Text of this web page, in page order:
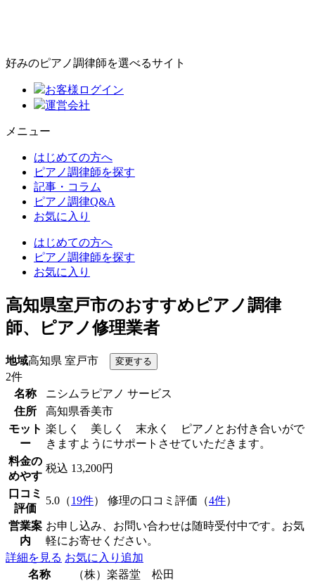
好みのピアノ調律師を選べるサイト
お客様ログイン
運営会社
メニュー
はじめての方へ
ピアノ調律師を探す
記事・コラム
ピアノ調律Q&A
お気に入り
はじめての方へ
ピアノ調律師を探す
お気に入り
高知県室戸市のおすすめピアノ調律
師、ピアノ修理業者
地域高知県 室戸市
2件
名称
ニシムラピアノ サービス
住所
高知県香美市
モット
ー
楽しく 美しく 末永く ピアノとお付き合いがで
きますようにサポートさせていただきます。
料金の
めやす
税込 13,200円
口コミ
評価
5.0（19件） 修理の口コミ評価（4件）
営業案
内
お申し込み、お問い合わせは随時受付中です。お気
軽にお寄せください。
詳細を見る お気に入り追加
名称
（株）楽器堂 松田